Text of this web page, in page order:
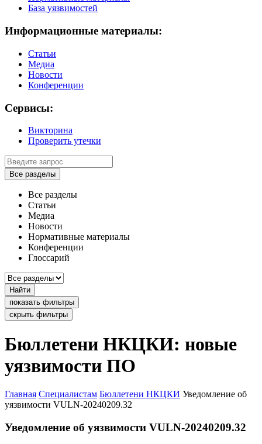
База уязвимостей
Информационные материалы:
Статьи
Медиа
Новости
Конференции
Сервисы:
Викторина
Проверить утечки
Все разделы
Все разделы
Статьи
Медиа
Новости
Нормативные материалы
Конференции
Глоссарий
Найти
показать фильтры
скрыть фильтры
Бюллетени НКЦКИ: новые
уязвимости ПО
Главная Специалистам Бюллетени НКЦКИ Уведомление об
уязвимости VULN-20240209.32
Уведомление об уязвимости VULN-20240209.32